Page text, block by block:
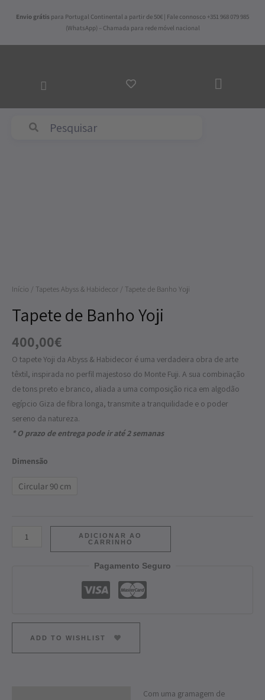
Envio grátis para Portugal Continental a partir de 50€ | Fale connosco +351 968 079 985
(WhatsApp) – Chamada para rede móvel nacional
AO
Início / Tapetes Abyss & Habidecor / Tapete de Banho Yoji
Tapete de Banho Yoji
400,00€
O tapete Yoji da Abyss & Habidecor é uma verdadeira obra de arte
têxtil, inspirada no perfil majestoso do Monte Fuji. A sua combinação
de tons preto e branco, aliada a uma composição rica em algodão
egípcio Giza de fibra longa, transmite a tranquilidade e o poder
sereno da natureza.
* O prazo de entrega pode ir até 2 semanas
Dimensão
Circular 90 cm
ADICIONAR AO
CARRINHO
Pagamento Seguro
ADD TO WISHLIST
Com uma gramagem de